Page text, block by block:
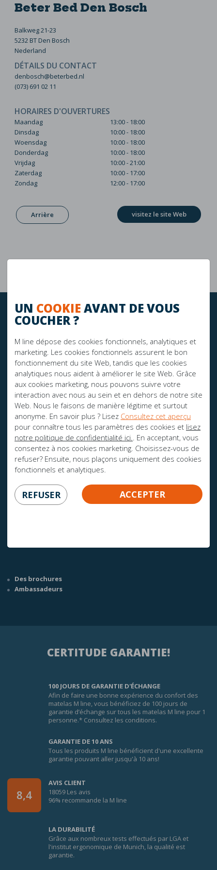
UN COOKIE AVANT DE VOUS
COUCHER ?
M line dépose des cookies fonctionnels, analytiques et
marketing. Les cookies fonctionnels assurent le bon
fonctionnement du site Web, tandis que les cookies
analytiques nous aident à améliorer le site Web. Grâce
aux cookies marketing, nous pouvons suivre votre
interaction avec nous au sein et en dehors de notre site
Web. Nous le faisons de manière légitime et surtout
anonyme. En savoir plus ? Lisez Consultez cet aperçu
pour connaître tous les paramètres des cookies et lisez
notre politique de confidentialité ici.
. En acceptant, vous
consentez à nos cookies marketing. Choisissez-vous de
refuser? Ensuite, nous plaçons uniquement des cookies
fonctionnels et analytiques.
REFUSER ACCEPTER
Beter Bed Den Bosch
Balkweg 21-23
5232 BT Den Bosch
Nederland
DÉTAILS DU CONTACT
denbosch@beterbed.nl
(073) 691 02 11
HORAIRES D'OUVERTURES
Maandag
13:00 - 18:00
Dinsdag
10:00 - 18:00
Woensdag
10:00 - 18:00
Donderdag
10:00 - 18:00
Vrijdag
10:00 - 21:00
Zaterdag
10:00 - 17:00
Zondag
12:00 - 17:00
Arrière visitez le site Web
RESTEZ À JOUR!
FIER SPONSOR DE:
AVEZ-VOUS DES QUESTIONS?
Des brochures
Ambassadeurs
CERTITUDE GARANTIE!
100 JOURS DE GARANTIE D'ÉCHANGE
Afin de faire une bonne expérience du confort des
matelas M line, vous bénéficiez de 100 jours de
garantie d’échange sur tous les matelas M line pour 1
personne.* Consultez les conditions.
GARANTIE DE 10 ANS
Tous les produits M line bénéficient d'une excellente
garantie pouvant aller jusqu'à 10 ans!
8,4
AVIS CLIENT
18059 Les avis
96% recommande la M line
LA DURABILITÉ
Grâce aux nombreux tests effectués par LGA et
l'institut ergonomique de Munich, la qualité est
garantie.